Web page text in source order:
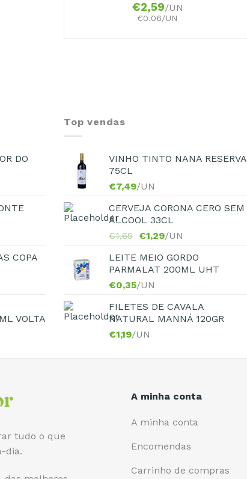
€2,59/UN
€0.06/UN
DO
COPA
VOLTA
Top vendas
VINHO TINTO NANA RESERVA
75CL
€7,49/UN
CERVEJA CORONA CERO SEM
ÁLCOOL 33CL
€1,65 €1,29/UN
LEITE MEIO GORDO
PARMALAT 200ML UHT
€0,35/UN
FILETES DE CAVALA
NATURAL MANNÁ 120GR
€1,19/UN
tudo o que
dia.
A minha conta
A minha conta
Encomendas
Carrinho de compras